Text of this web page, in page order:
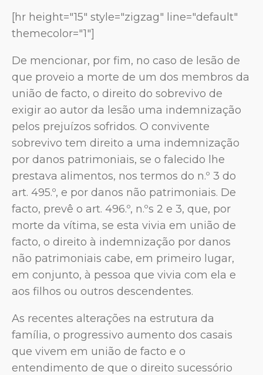
[hr height="15" style="zigzag" line="default"
themecolor="1"]
De mencionar, por fim, no caso de lesão de
que proveio a morte de um dos membros da
união de facto, o direito do sobrevivo de
exigir ao autor da lesão uma indemnização
pelos prejuízos sofridos. O convivente
sobrevivo tem direito a uma indemnização
por danos patrimoniais, se o falecido lhe
prestava alimentos, nos termos do n.º 3 do
art. 495.º, e por danos não patrimoniais. De
facto, prevê o art. 496.º, n.ºs 2 e 3, que, por
morte da vítima, se esta vivia em união de
facto, o direito à indemnização por danos
não patrimoniais cabe, em primeiro lugar,
em conjunto, à pessoa que vivia com ela e
aos filhos ou outros descendentes.
As recentes alterações na estrutura da
família, o progressivo aumento dos casais
que vivem em união de facto e o
entendimento de que o direito sucessório